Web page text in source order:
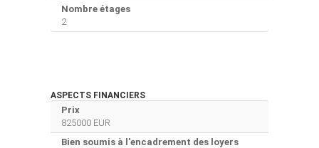
Nombre étages
2
ASPECTS FINANCIERS
Prix
825000 EUR
Bien soumis à l'encadrement des loyers